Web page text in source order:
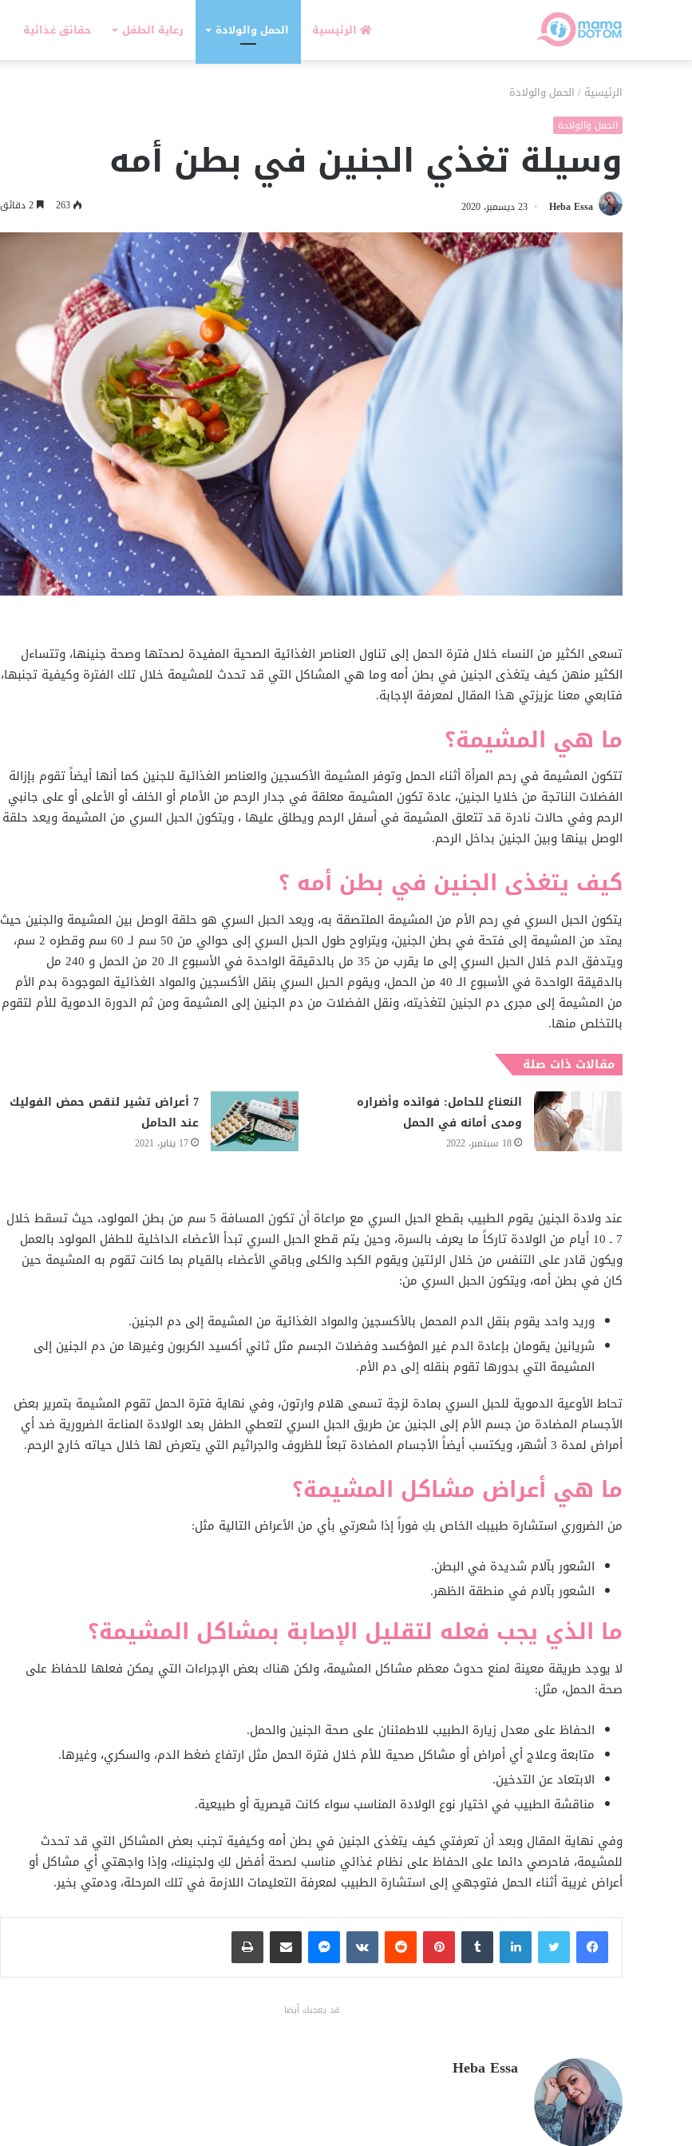
الرئيسية الحمل والولادة رعاية الطفل حقائق غذائية
الرئيسية / الحمل والولادة
الحمل والولادة
وسيلة تغذي الجنين في بطن أمه
Heba Essa 23 ديسمبر، 2020 263
تسعى الكثير من النساء خلال فترة الحمل إلى تناول العناصر الغذائية الصحية المفيدة لصحتها وصحة جنينها، وتتساءل
الكثير منهن كيف يتغذى الجنين في بطن أمه وما هي المشاكل التي قد تحدث للمشيمة خلال تلك الفترة وكيفية تجنبها،
فتابعي معنا عزيزتي هذا المقال لمعرفة الإجابة.
ما هي المشيمة؟
تتكون المشيمة في رحم المرأة أثناء الحمل وتوفر المشيمة الأكسجين والعناصر الغذائية للجنين كما أنها أيضاً تقوم بإزالة
الفضلات الناتجة من خلايا الجنين، عادة تكون المشيمة معلقة في جدار الرحم من الأمام أو الخلف أو الأعلى أو على جانبي
الرحم وفي حالات نادرة قد تتعلق المشيمة في أسفل الرحم ويطلق عليها ، ويتكون الحبل السري من المشيمة ويعد حلقة
الوصل بينها وبين الجنين بداخل الرحم.
كيف يتغذى الجنين في بطن أمه ؟
يتكون الحبل السري في رحم الأم من المشيمة الملتصقة به، ويعد الحبل السري هو حلقة الوصل بين المشيمة والجنين حيث
يمتد من المشيمة إلى فتحة في بطن الجنين، ويتراوح طول الحبل السري إلى حوالي من 50 سم لـ 60 سم وقطره 2 سم،
ويتدفق الدم خلال الحبل السري إلى ما يقرب من 35 مل بالدقيقة الواحدة في الأسبوع الـ 20 من الحمل و 240 مل
بالدقيقة الواحدة في الأسبوع الـ 40 من الحمل، ويقوم الحبل السري بنقل الأكسجين والمواد الغذائية الموجودة بدم الأم
من المشيمة إلى مجرى دم الجنين لتغذيته، ونقل الفضلات من دم الجنين إلى المشيمة ومن ثم الدورة الدموية للأم لتقوم
بالتخلص منها.
مقالات ذات صلة
النعناع للحامل: فوائده وأضراره
ومدى أمانه في الحمل
18 سبتمبر، 2022
7 أعراض تشير لنقص حمض الفوليك
عند الحامل
17 يناير، 2021
عند ولادة الجنين يقوم الطبيب بقطع الحبل السري مع مراعاة أن تكون المسافة 5 سم من بطن المولود، حيث تسقط خلال
7 ـ 10 أيام من الولادة تاركاً ما يعرف بالسرة، وحين يتم قطع الحبل السري تبدأ الأعضاء الداخلية للطفل المولود بالعمل
ويكون قادر على التنفس من خلال الرئتين ويقوم الكبد والكلى وباقي الأعضاء بالقيام بما كانت تقوم به المشيمة حين
كان في بطن أمه، ويتكون الحبل السري من:
وريد واحد يقوم بنقل الدم المحمل بالأكسجين والمواد الغذائية من المشيمة إلى دم الجنين.
شريانين يقومان بإعادة الدم غير المؤكسد وفضلات الجسم مثل ثاني أكسيد الكربون وغيرها من دم الجنين إلى
المشيمة التي بدورها تقوم بنقله إلى دم الأم.
تحاط الأوعية الدموية للحبل السري بمادة لزجة تسمى هلام وارتون، وفي نهاية فترة الحمل تقوم المشيمة بتمرير بعض
الأجسام المضادة من جسم الأم إلى الجنين عن طريق الحبل السري لتعطي الطفل بعد الولادة المناعة الضرورية ضد أي
أمراض لمدة 3 أشهر، ويكتسب أيضاً الأجسام المضادة تبعاً للظروف والجراثيم التي يتعرض لها خلال حياته خارج الرحم.
ما هي أعراض مشاكل المشيمة؟
من الضروري استشارة طبيبك الخاص بكِ فوراً إذا شعرتي بأي من الأعراض التالية مثل:
الشعور بآلام شديدة في البطن.
الشعور بآلام في منطقة الظهر.
ما الذي يجب فعله لتقليل الإصابة بمشاكل المشيمة؟
لا يوجد طريقة معينة لمنع حدوث معظم مشاكل المشيمة، ولكن هناك بعض الإجراءات التي يمكن فعلها للحفاظ على
صحة الحمل، مثل:
الحفاظ على معدل زيارة الطبيب للاطمئنان على صحة الجنين والحمل.
متابعة وعلاج أي أمراض أو مشاكل صحية للأم خلال فترة الحمل مثل ارتفاع ضغط الدم، والسكري، وغيرها.
الابتعاد عن التدخين.
مناقشة الطبيب في اختيار نوع الولادة المناسب سواء كانت قيصرية أو طبيعية.
وفي نهاية المقال وبعد أن تعرفتي كيف يتغذى الجنين في بطن أمه وكيفية تجنب بعض المشاكل التي قد تحدث
للمشيمة، فاحرصي دائما على الحفاظ على نظام غذائي مناسب لصحة أفضل لكِ ولجنينك، وإذا واجهتي أي مشاكل أو
أعراض غريبة أثناء الحمل فتوجهي إلى استشارة الطبيب لمعرفة التعليمات اللازمة في تلك المرحلة، ودمتي بخير.
فيسبوكتويتر لينكدإن بينتيريست ماسنجر مشاركة عبر البريد طباعة
قد يعجبك أيضا
Heba Essa